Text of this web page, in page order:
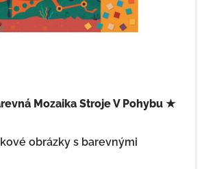
Mozaika Stroje V Pohybu ★
obrázky s barevnými